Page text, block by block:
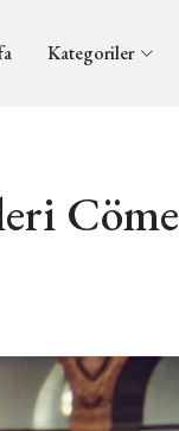
Kategoriler